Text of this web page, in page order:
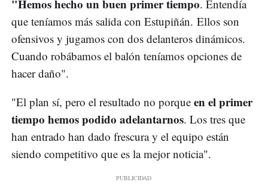
"Hemos hecho un buen primer tiempo. Entendía
que teníamos más salida con Estupiñán. Ellos son
ofensivos y jugamos con dos delanteros dinámicos.
Cuando robábamos el balón teníamos opciones de
hacer daño".
"El plan sí, pero el resultado no porque en el primer
tiempo hemos podido adelantarnos. Los tres que
han entrado han dado frescura y el equipo están
siendo competitivo que es la mejor noticia".